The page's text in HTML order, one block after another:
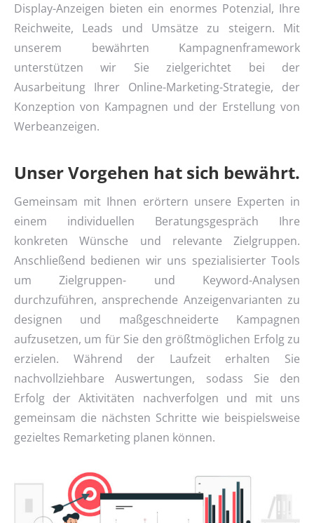
Display-Anzeigen bieten ein enormes Potenzial, Ihre
Reichweite, Leads und Umsätze zu steigern. Mit
unserem bewährten Kampagnenframework
unterstützen wir Sie zielgerichtet bei der
Ausarbeitung Ihrer Online-Marketing-Strategie, der
Konzeption von Kampagnen und der Erstellung von
Werbeanzeigen.
Unser Vorgehen hat sich bewährt.
Gemeinsam mit Ihnen erörtern unsere Experten in
einem individuellen Beratungsgespräch Ihre
konkreten Wünsche und relevante Zielgruppen.
Anschließend bedienen wir uns spezialisierter Tools
um Zielgruppen- und Keyword-Analysen
durchzuführen, ansprechende Anzeigenvarianten zu
designen und maßgeschneiderte Kampagnen
aufzusetzen, um für Sie den größtmöglichen Erfolg zu
erzielen. Während der Laufzeit erhalten Sie
nachvollziehbare Auswertungen, sodass Sie den
Erfolg der Aktivitäten nachverfolgen und mit uns
gemeinsam die nächsten Schritte wie beispielsweise
gezieltes Remarketing planen können.